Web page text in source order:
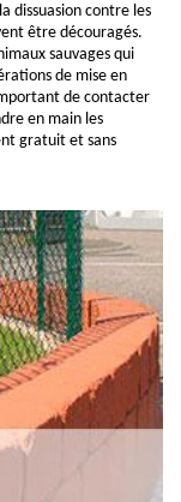
dissuasion contre les
être découragés.
sauvages qui
de mise en
de contacter
en main les
gratuit et sans